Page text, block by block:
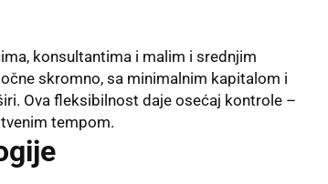
konsultantima i malim i srednjim
skromno, sa minimalnim kapitalom i
Ova fleksibilnost daje osećaj kontrole –
tempom.